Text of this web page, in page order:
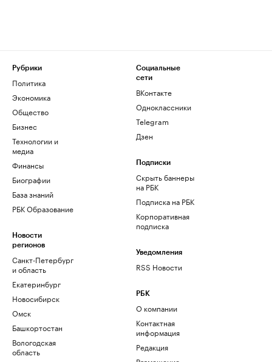
Рубрики
Политика
Экономика
Общество
Бизнес
Технологии и
медиа
Финансы
Биографии
База знаний
РБК Образование
Новости
регионов
Санкт-Петербург
и область
Екатеринбург
Новосибирск
Омск
Башкортостан
Вологодская
область
Социальные
сети
ВКонтакте
Одноклассники
Telegram
Дзен
Подписки
Скрыть баннеры
на РБК
Подписка на РБК
Корпоративная
подписка
Уведомления
RSS Новости
РБК
О компании
Контактная
информация
Редакция